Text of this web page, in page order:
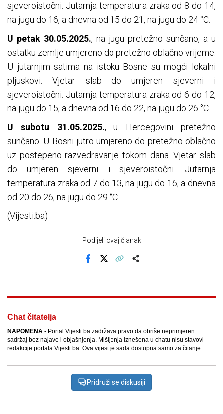
sjeveroistočni. Jutarnja temperatura zraka od 8 do 14,
na jugu do 16, a dnevna od 15 do 21, na jugu do 24 °C.
U petak 30.05.2025., na jugu pretežno sunčano, a u
ostatku zemlje umjereno do pretežno oblačno vrijeme.
U jutarnjim satima na istoku Bosne su mogći lokalni
pljuskovi. Vjetar slab do umjeren sjeverni i
sjeveroistočni. Jutarnja temperatura zraka od 6 do 12,
na jugu do 15, a dnevna od 16 do 22, na jugu do 26 °C.
U subotu 31.05.2025., u Hercegovini pretežno
sunčano. U Bosni jutro umjereno do pretežno oblačno
uz postepeno razvedravanje tokom dana. Vjetar slab
do umjeren sjeverni i sjeveroistočni. Jutarnja
temperatura zraka od 7 do 13, na jugu do 16, a dnevna
od 20 do 26, na jugu do 29 °C.
(Vijesti.ba)
Podijeli ovaj članak
Chat čitatelja
NAPOMENA - Portal Vijesti.ba zadržava pravo da obriše neprimjeren
sadržaj bez najave i objašnjenja. Mišljenja iznešena u chatu nisu stavovi
redakcije portala Vijesti.ba. Ova vijest je sada dostupna samo za čitanje.
Pridruži se diskusiji